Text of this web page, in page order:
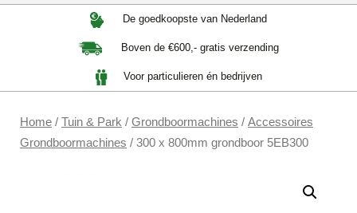
De goedkoopste van Nederland
Boven de €600,- gratis verzending
Voor particulieren én bedrijven
Home / Tuin & Park / Grondboormachines / Accessoires
Grondboormachines / 300 x 800mm grondboor 5EB300